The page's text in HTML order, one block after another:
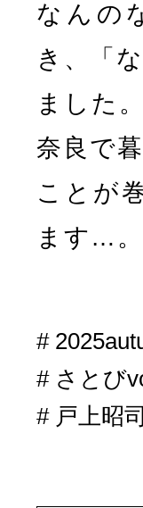
なんの
き、「
ました
奈良で
ことが
ます…。
さとび
戸上昭